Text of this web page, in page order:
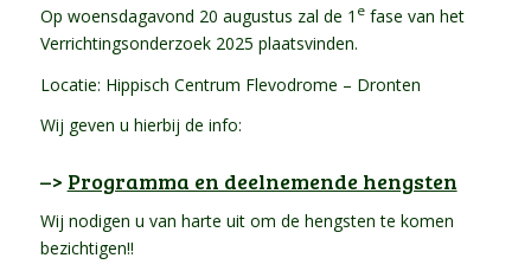
Op woensdagavond 20 augustus zal de 1 efase van het
Verrichtingsonderzoek 2025 plaatsvinden.
Locatie: Hippisch Centrum Flevodrome – Dronten
Wij geven u hierbij de info:
–> Programma en deelnemende hengsten
Wij nodigen u van harte uit om de hengsten te komen
bezichtigen!!